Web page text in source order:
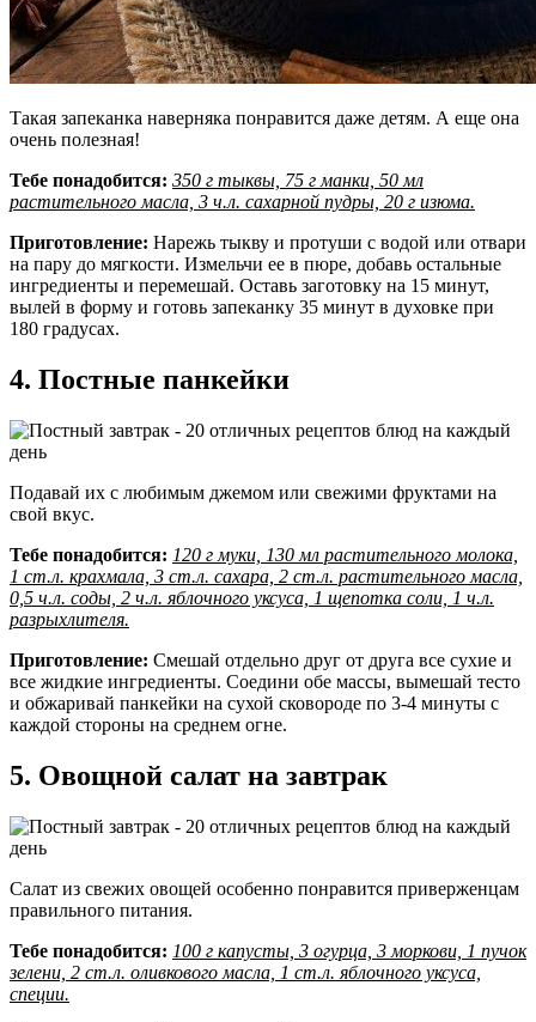
Такая запеканка наверняка понравится даже детям. А еще она
очень полезная!
Тебе понадобится: 350 г тыквы, 75 г манки, 50 мл
растительного масла, 3 ч.л. сахарной пудры, 20 г изюма.
Приготовление: Нарежь тыкву и протуши с водой или отвари
на пару до мягкости. Измельчи ее в пюре, добавь остальные
ингредиенты и перемешай. Оставь заготовку на 15 минут,
вылей в форму и готовь запеканку 35 минут в духовке при
180 градусах.
4. Постные панкейки
Подавай их с любимым джемом или свежими фруктами на
свой вкус.
Тебе понадобится: 120 г муки, 130 мл растительного молока,
1 ст.л. крахмала, 3 ст.л. сахара, 2 ст.л. растительного масла,
0,5 ч.л. соды, 2 ч.л. яблочного уксуса, 1 щепотка соли, 1 ч.л.
разрыхлителя.
Приготовление: Смешай отдельно друг от друга все сухие и
все жидкие ингредиенты. Соедини обе массы, вымешай тесто
и обжаривай панкейки на сухой сковороде по 3-4 минуты с
каждой стороны на среднем огне.
5. Овощной салат на завтрак
Салат из свежих овощей особенно понравится приверженцам
правильного питания.
Тебе понадобится: 100 г капусты, 3 огурца, 3 моркови, 1 пучок
зелени, 2 ст.л. оливкового масла, 1 ст.л. яблочного уксуса,
специи.